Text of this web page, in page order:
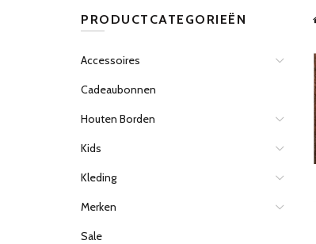
PRODUCTCATEGORIEËN
Accessoires
Cadeaubonnen
Houten Borden
Kids
Kleding
Merken
Sale